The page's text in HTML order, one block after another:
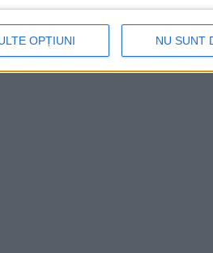
OPȚIUNI NU SUNT